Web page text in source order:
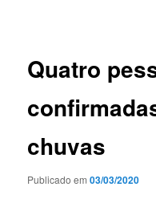
principal
Quatro
chuvas
Publicado em03/03/2020